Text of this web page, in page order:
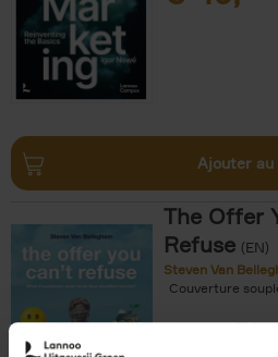
Ajouter au
The Offer
Refuse (EN)
Steven Van
Couverture
€37,50